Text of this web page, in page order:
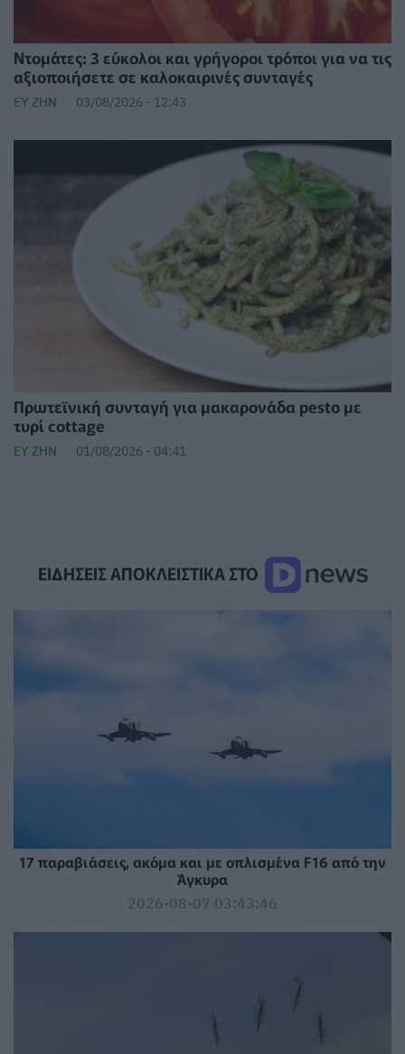
Ντομάτες: 3 εύκολοι και γρήγοροι τρόποι για να τις
αξιοποιήσετε σε καλοκαιρινές συνταγές
ΕΥ ΖΗΝ 03/08/2026 - 12:43
Πρωτεϊνική συνταγή για μακαρονάδα pesto με
τυρί cottage
ΕΥ ΖΗΝ 01/08/2026 - 04:41
ΕΙΔΗΣΕΙΣ ΑΠΟΚΛΕΙΣΤΙΚΑ ΣΤΟ
17 παραβιάσεις, ακόμα και με οπλισμένα F16 από την
Άγκυρα
2026-08-07 03:43:46